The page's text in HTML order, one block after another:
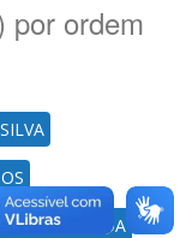
por ordem
LISBÔA